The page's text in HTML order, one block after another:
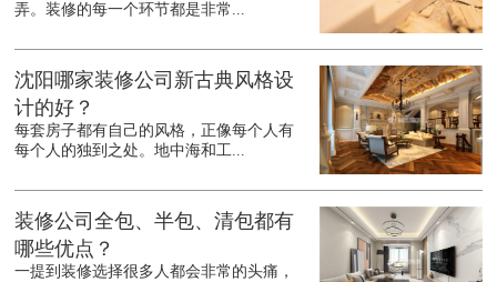
弄。装修的每一个环节都是非常...
沈阳哪家装修公司新古典风格设
计的好？
每套房子都有自己的风格，正像每个人有
每个人的独到之处。地中海和工...
装修公司全包、半包、清包都有
哪些优点？
一提到装修选择很多人都会非常的头痛，